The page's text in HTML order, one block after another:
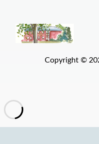
Copyright ©